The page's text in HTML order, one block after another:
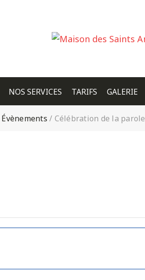
NOS SERVICES TARIFS GALERIE
Évènements / Célébration de la parole